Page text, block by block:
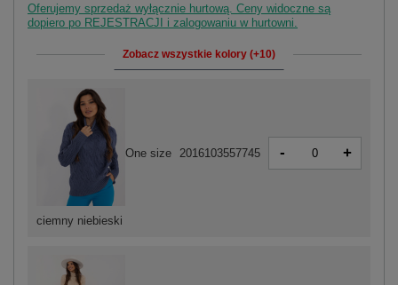
Oferujemy sprzedaż wyłącznie hurtową. Ceny widoczne są
dopiero po REJESTRACJI i zalogowaniu w hurtowni.
Zobacz wszystkie kolory (+10)
ciemny niebieski
One size 2016103557745 - +